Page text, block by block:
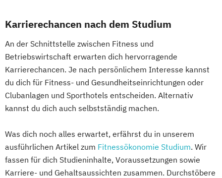
Karrierechancen nach dem Studium
An der Schnittstelle zwischen Fitness und
Betriebswirtschaft erwarten dich hervorragende
Karrierechancen. Je nach persönlichem Interesse kannst
du dich für Fitness- und Gesundheitseinrichtungen oder
Clubanlagen und Sporthotels entscheiden. Alternativ
kannst du dich auch selbstständig machen.
Was dich noch alles erwartet, erfährst du in unserem
ausführlichen Artikel zum Fitnessökonomie Studium. Wir
fassen für dich Studieninhalte, Voraussetzungen sowie
Karriere- und Gehaltsaussichten zusammen. Durchstöbere